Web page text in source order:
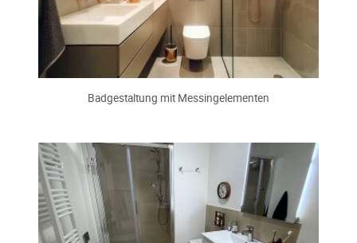
Badgestaltung mit Messingelementen